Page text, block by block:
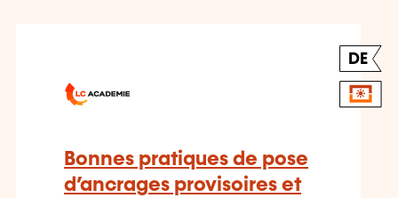
DE
Bonnes pratiques de pose
d’ancrages provisoires et